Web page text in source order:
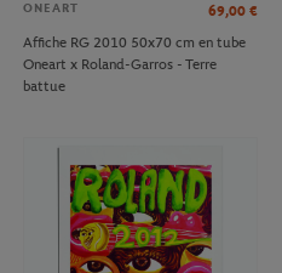
ONEART 69,00 €
Affiche RG 2010 50x70 cm en tube
Oneart x Roland-Garros - Terre
battue